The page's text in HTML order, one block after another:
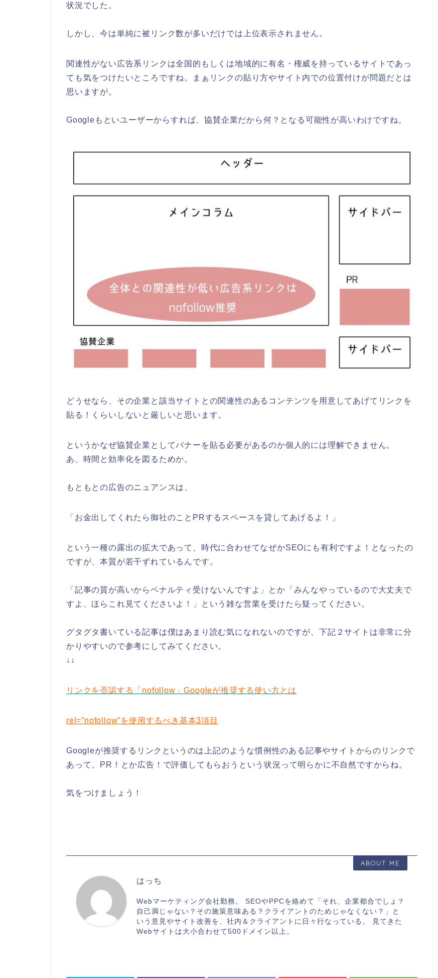
状況でした。
しかし、今は単純に被リンク数が多いだけでは上位表示されません。
関連性がない広告系リンクは全国的もしくは地域的に有名・権威を持っているサイトであっ
ても気をつけたいところですね。まぁリンクの貼り方やサイト内での位置付けが問題だとは
思いますが。
Googleもといユーザーからすれば、協賛企業だから何？となる可能性が高いわけですね。
どうせなら、その企業と該当サイトとの関連性のあるコンテンツを用意してあげてリンクを
貼る！くらいしないと厳しいと思います。
というかなぜ協賛企業としてバナーを貼る必要があるのか個人的には理解できません。
あ、時間と効率化を図るためか。
もともとの広告のニュアンスは、
「お金出してくれたら御社のことPRするスペースを貸してあげるよ！」
という一種の露出の拡大であって、時代に合わせてなぜかSEOにも有利ですよ！となったの
ですが、本質が若干ずれているんです。
「記事の質が高いからペナルティ受けないんですよ」とか「みんなやっているので大丈夫で
すよ、ほらこれ見てくださいよ！」という雑な営業を受けたら疑ってください。
グタグタ書いている記事は僕はあまり読む気になれないのですが、下記２サイトは非常に分
かりやすいので参考にしてみてください。
↓↓
リンクを否認する「nofollow」Googleが推奨する使い方とは
rel=”nofollow”を使用するべき基本3項目
Googleが推奨するリンクというのは上記のような慣例性のある記事やサイトからのリンクで
あって、PR！とか広告！で評価してもらおうという状況って明らかに不自然ですからね。
気をつけましょう！
ABOUT ME
はっち
Webマーケティング会社勤務。 SEOやPPCを絡めて「それ、企業都合でしょ？
自己満じゃない？その施策意味ある？クライアントのためじゃなくない？」と
いう意見やサイト改善を、社内＆クライアントに日々行なっている。 見てきた
Webサイトは大小合わせて500ドメイン以上。